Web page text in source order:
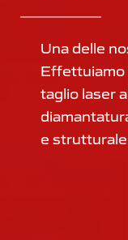
Una delle
Effettuiamo
taglio laser
e